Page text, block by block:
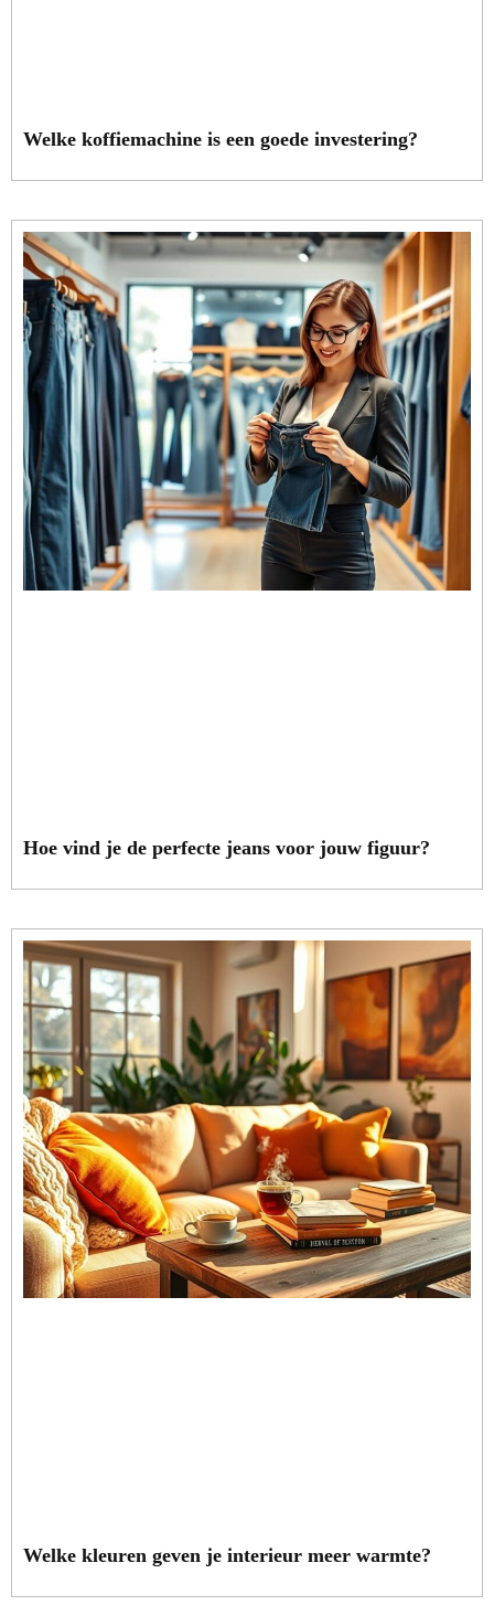
Welke koffiemachine is een goede investering?
Hoe vind je de perfecte jeans voor jouw figuur?
Welke kleuren geven je interieur meer warmte?